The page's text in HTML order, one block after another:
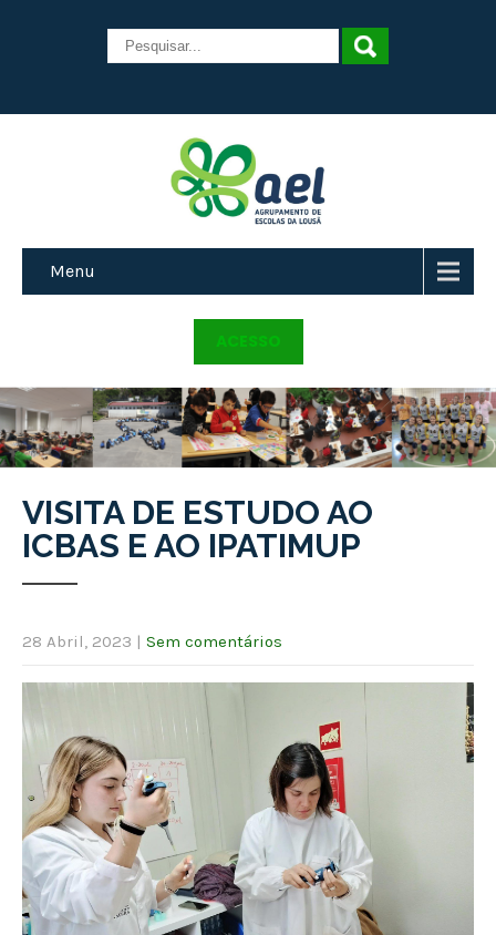
Menu
ACESSO
VISITA DE ESTUDO AO
ICBAS E AO IPATIMUP
28 Abril, 2023 | Sem comentários